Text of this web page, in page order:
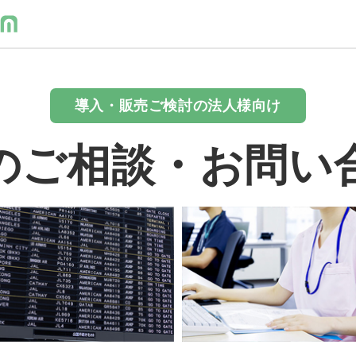
導入・販売ご検討の法人様向け
ご相談・お問い